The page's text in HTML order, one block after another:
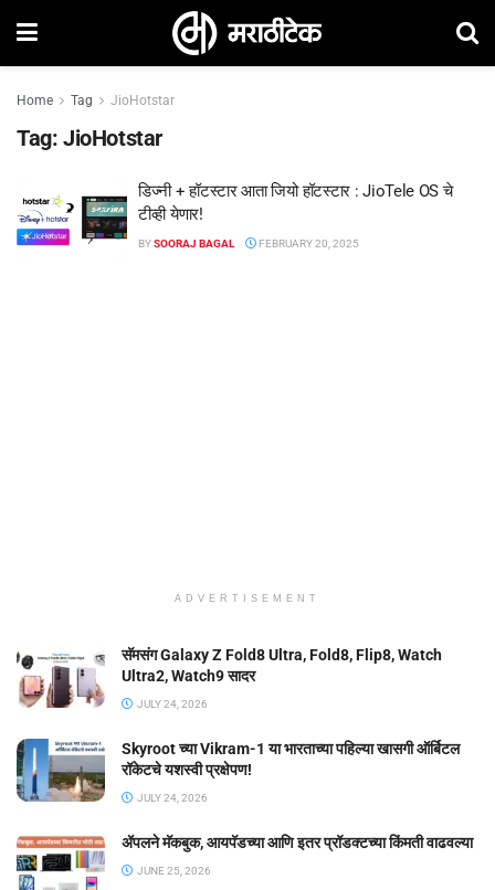
Home Tag JioHotstar
Tag: JioHotstar
डिज्नी + हॉटस्टार आता जियो हॉटस्टार : JioTele OS चे
टीव्ही येणार!
BYSOORAJ BAGAL FEBRUARY 20, 2025
ADVERTISEMENT
सॅमसंग Galaxy Z Fold8 Ultra, Fold8, Flip8, Watch
Ultra2, Watch9 सादर
JULY 24, 2026
Skyroot च्या Vikram-1 या भारताच्या पहिल्या खासगी ऑर्बिटल
रॉकेटचे यशस्वी प्रक्षेपण!
JULY 24, 2026
ॲपलने मॅकबुक, आयपॅडच्या आणि इतर प्रॉडक्टच्या किंमती वाढवल्या
JUNE 25, 2026